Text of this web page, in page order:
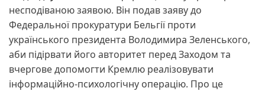
несподіваною заявою. Він подав заяву до
Федеральної прокуратури Бельгії проти
українського президента Володимира Зеленського,
аби підірвати його авторитет перед Заходом та
вчергове допомогти Кремлю реалізовувати
інформаційно-психологічну операцію. Про це